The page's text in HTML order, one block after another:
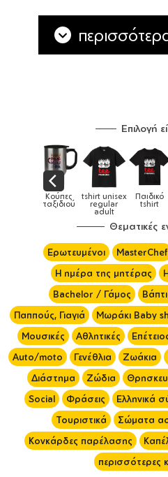
Επιλογή
Παιδικό
tshirt
Drill
Καπέλα
ενηλίκων
Καπέλα
ενηλίκων
Θεματικές
Ερωτευμένοι MasterChef
Η ημέρα της μητέρας
Bachelor / Γάμος
Παππούς, Γιαγιά
Μωράκι Baby
Μουσικές
Αθλητικές
Auto/moto
Γενέθλια Ζωάκια
Διάστημα
Ζώδια
Social
Φράσεις Ελληνικά
Τουριστικά
Σώματα
Κονκάρδες παρέλασης
περισσότερες